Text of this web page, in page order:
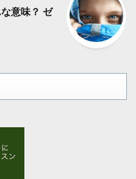
意味？ ゼ